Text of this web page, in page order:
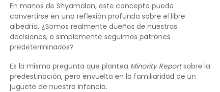
En manos de Shyamalan, este concepto puede
convertirse en una reflexión profunda sobre el libre
albedrío. ¿Somos realmente dueños de nuestras
decisiones, o simplemente seguimos patrones
predeterminados?
Es la misma pregunta que plantea Minority Reportsobre la
predestinación, pero envuelta en la familiaridad de un
juguete de nuestra infancia.